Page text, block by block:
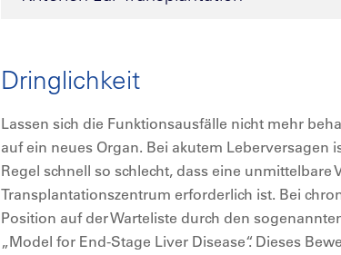
Dringlichkeit
Lassen sich die Funktionsausfälle nicht mehr
auf ein neues Organ. Bei akutem Leberversagen
Regel schnell so schlecht, dass eine unmittelbare
Transplantationszentrum erforderlich ist. Bei
Position auf der Warteliste durch den
„Model for End-Stage Liver Disease“. Dieses